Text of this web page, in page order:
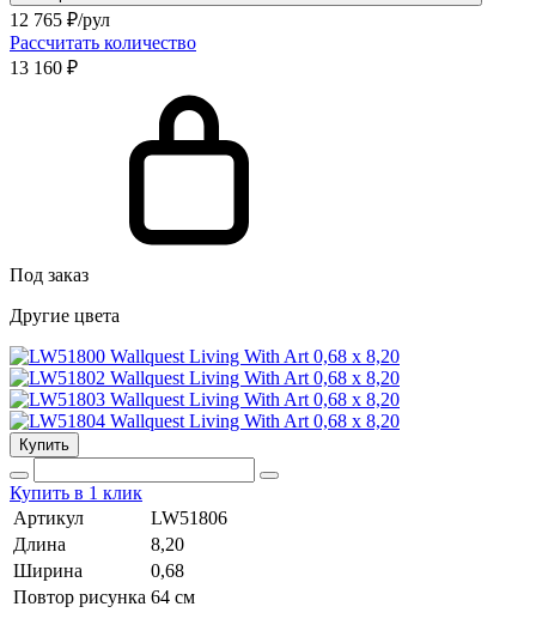
12 765 ₽/рул
Рассчитать количество
13 160 ₽
Под заказ
Другие цвета
Купить
Купить в 1 клик
Артикул
LW51806
Длина
8,20
Ширина
0,68
Повтор рисунка 64 cм